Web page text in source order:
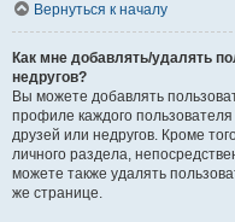
Вернуться к началу
Как мне добавлять/удалять
недругов?
Вы можете добавлять
профиле каждого
друзей или недругов. Кроме
личного раздела,
можете также удалять
же странице.